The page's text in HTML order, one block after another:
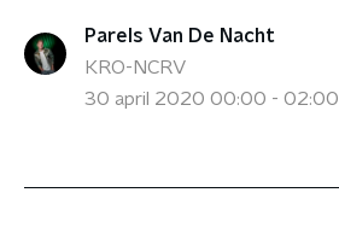
Parels Van De Nacht
KRO-NCRV
30 april 2020 00:00 - 02:00